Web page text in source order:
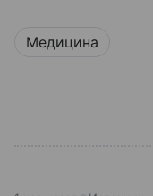
Медицина